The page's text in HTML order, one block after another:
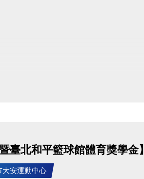
臺北和平籃球館體育獎學金】
大安運動中心